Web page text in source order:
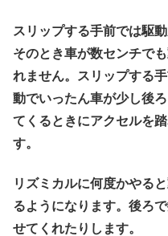
スリップする手前では駆
そのとき車が数センチで
れません。スリップする
動でいったん車が少し後
てくるときにアクセルを
す。
リズミカルに何度かやる
るようになります。後ろ
せてくれたりします。